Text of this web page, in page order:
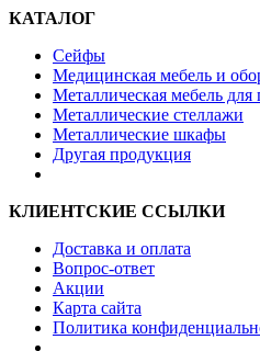
КАТАЛОГ
Сейфы
Медицинская мебель и
Металлическая мебель для
Металлические стеллажи
Металлические шкафы
Другая продукция
КЛИЕНТСКИЕ ССЫЛКИ
Доставка и оплата
Вопрос-ответ
Акции
Карта сайта
Политика